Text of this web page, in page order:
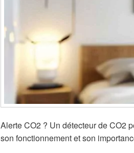
Alerte CO2 ? Un détecteur de CO2
son fonctionnement et son